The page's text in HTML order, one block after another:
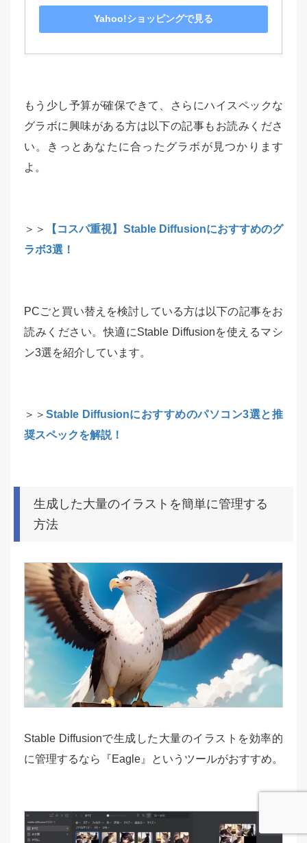
Yahoo!ショッピングで見る
もう少し予算が確保できて、さらにハイスペックな
グラボに興味がある方は以下の記事もお読みくださ
い。きっとあなたに合ったグラボが見つかります
よ。
＞＞
【コスパ重視】Stable Diffusionにおすすめのグ
ラボ3選！
PCごと買い替えを検討している方は以下の記事をお
読みください。快適にStable Diffusionを使えるマシ
ン3選を紹介しています。
＞＞ Stable Diffusionにおすすめのパソコン3選と推
奨スペックを解説！
生成した大量のイラストを簡単に管理する
方法
Stable Diffusionで生成した大量のイラストを効率的
に管理するなら『Eagle』というツールがおすすめ。